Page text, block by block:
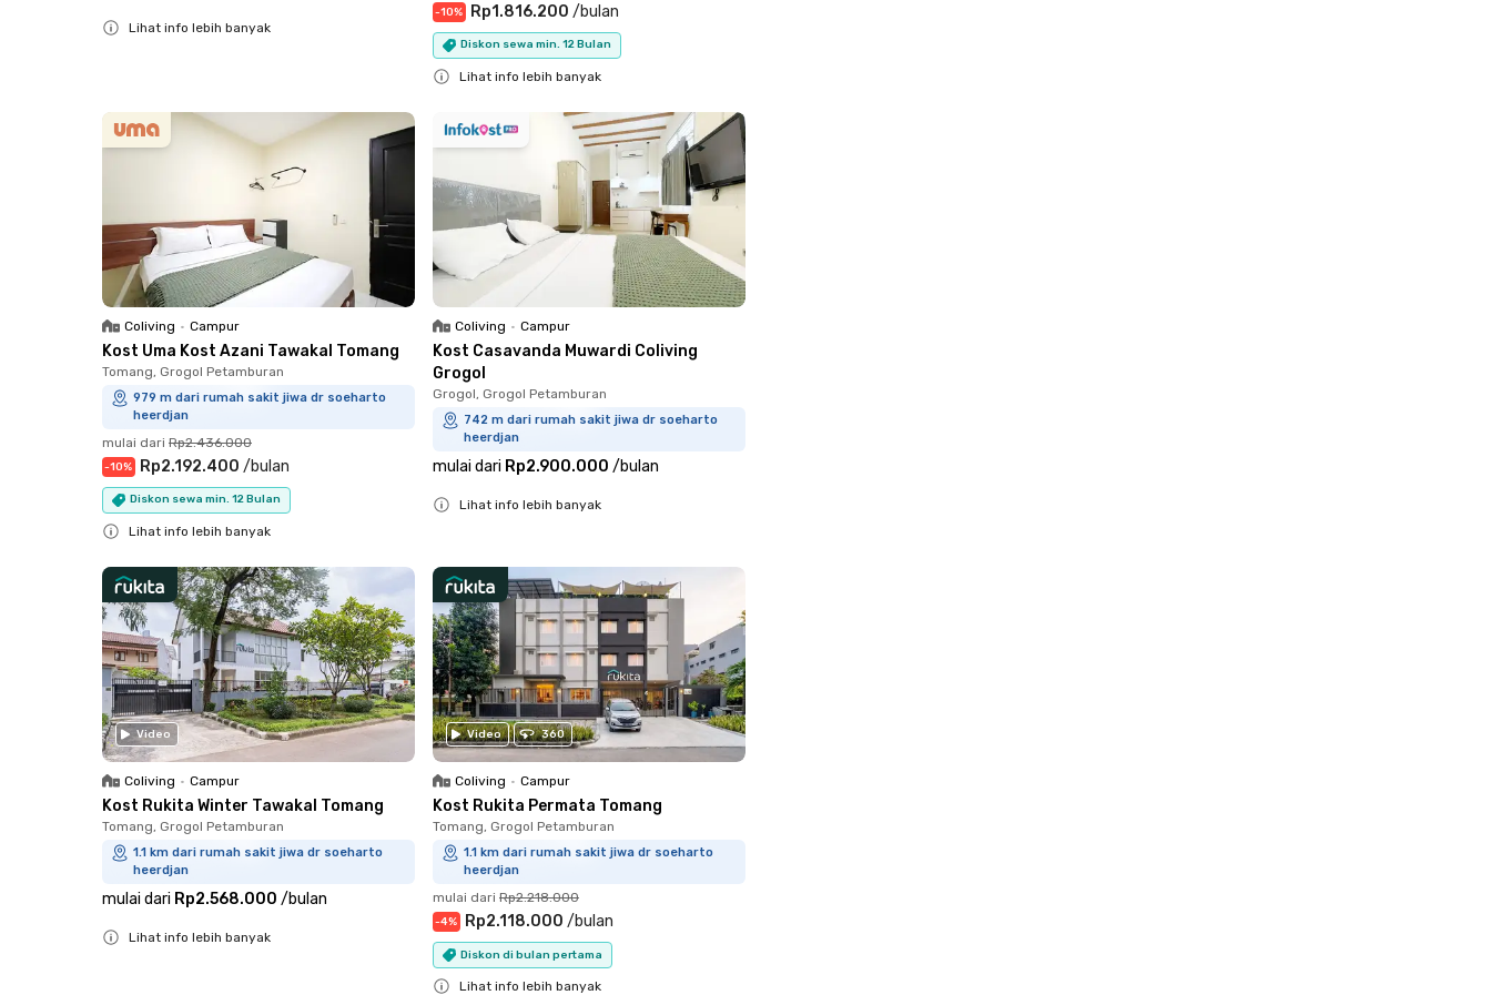
Lihat info lebih banyak
-10% Rp1.816.200 /bulan
Diskon sewa min. 12 Bulan
Lihat info lebih banyak
Coliving • Campur
Kost Uma Kost Azani Tawakal Tomang
Tomang, Grogol Petamburan
979 m dari rumah sakit jiwa dr soeharto
heerdjan
mulai dari Rp2.436.000
-10% Rp2.192.400 /bulan
Diskon sewa min. 12 Bulan
Lihat info lebih banyak
Coliving • Campur
Kost Casavanda Muwardi Coliving
Grogol
Grogol, Grogol Petamburan
742 m dari rumah sakit jiwa dr soeharto
heerdjan
mulai dari Rp2.900.000 /bulan
Lihat info lebih banyak
Video
Coliving • Campur
Kost Rukita Winter Tawakal Tomang
Tomang, Grogol Petamburan
1.1 km dari rumah sakit jiwa dr soeharto
heerdjan
mulai dari Rp2.568.000 /bulan
Lihat info lebih banyak
Video 360
Coliving • Campur
Kost Rukita Permata Tomang
Tomang, Grogol Petamburan
1.1 km dari rumah sakit jiwa dr soeharto
heerdjan
mulai dari Rp2.218.000
-4% Rp2.118.000 /bulan
Diskon di bulan pertama
Lihat info lebih banyak